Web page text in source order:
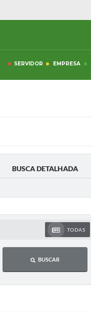
SERVIDOR EMPRESA
BUSCA DETALHADA
TODAS
BUSCAR